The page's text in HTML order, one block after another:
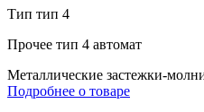
Тип тип 4
Прочее тип 4 автомат
Металлические застежки-
Подробнее о товаре